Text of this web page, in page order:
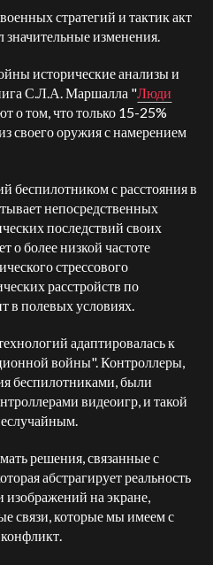
стратегий и тактик акт
значительные изменения.
исторические анализы и
С.Л.А. Маршалла "Люди
о том, что только 15-25%
своего оружия с намерением
беспилотником с расстояния в
непосредственных
последствий своих
о более низкой частоте
стрессового
расстройств по
в полевых условиях.
адаптировалась к
войны". Контроллеры,
беспилотниками, были
видеоигр, и такой
решения, связанные с
абстрагирует реальность
на экране,
связи, которые мы имеем с